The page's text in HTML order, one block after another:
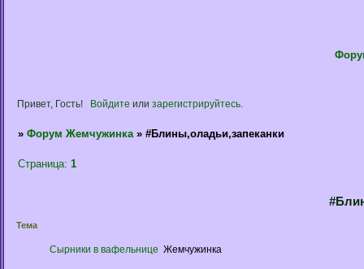
Привет, Гость! Войдите или зарегистрируйтесь.
» Форум Жемчужинка » #Блины,оладьи,запеканки
Страница: 1
Тема
Сырники в вафельнице Жемчужинка